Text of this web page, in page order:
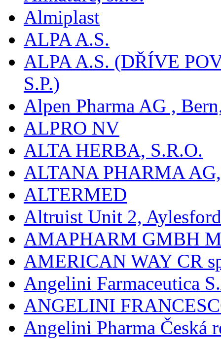
Almiplast
ALPA A.S.
ALPA A.S. (DŘÍVE
S.P.)
Alpen Pharma AG ,
ALPRO NV
ALTA HERBA, S.R.O.
ALTANA PHARMA
ALTERMED
Altruist Unit 2, Aylesford
AMAPHARM GMBH
AMERICAN WAY CR
Angelini Farmaceutica
ANGELINI
Angelini Pharma Česká